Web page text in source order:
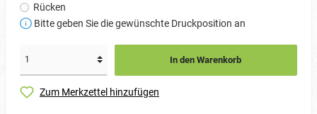
Rücken
Bitte geben Sie die gewünschte Druckposition an
In den Warenkorb
Zum Merkzettel hinzufügen